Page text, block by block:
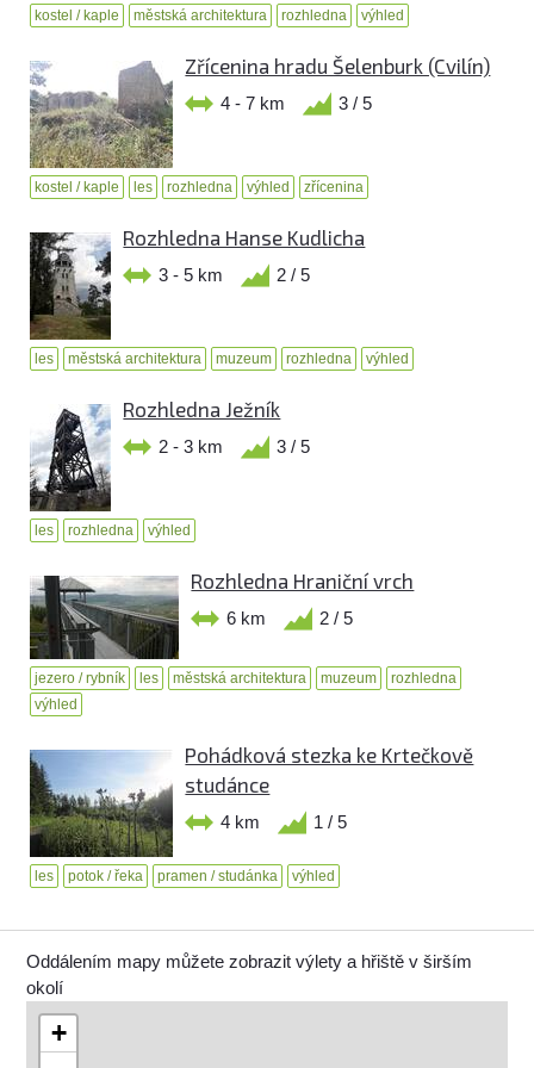
kostel / kaple městská architektura rozhledna výhled
Zřícenina hradu Šelenburk (Cvilín)
4 - 7 km 3 / 5
kostel / kaple les rozhledna výhled zřícenina
Rozhledna Hanse Kudlicha
3 - 5 km 2 / 5
les městská architektura muzeum rozhledna výhled
Rozhledna Ježník
2 - 3 km 3 / 5
les rozhledna výhled
Rozhledna Hraniční vrch
6 km 2 / 5
jezero / rybník les městská architektura muzeum
rozhledna
výhled
Pohádková stezka ke Krtečkově
studánce
4 km 1 / 5
les potok / řeka pramen / studánka výhled
Oddálením mapy můžete zobrazit výlety a hřiště v širším
okolí
+